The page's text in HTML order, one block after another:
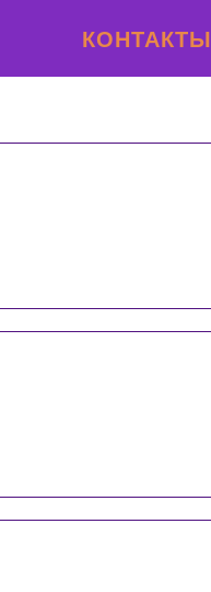
КОНТАКТЫ